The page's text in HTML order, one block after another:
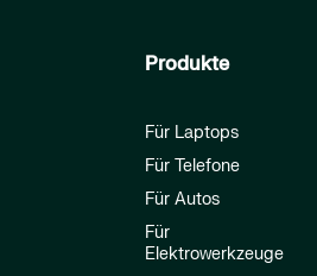
Produkte
Für Laptops
Für Telefone
Für Autos
Für
Elektrowerkzeuge